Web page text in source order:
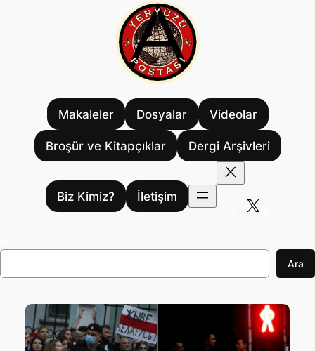
Makaleler Dosyalar Videolar
Broşür ve Kitapçıklar Dergi Arşivleri
Biz Kimiz?
İletişim
Ara